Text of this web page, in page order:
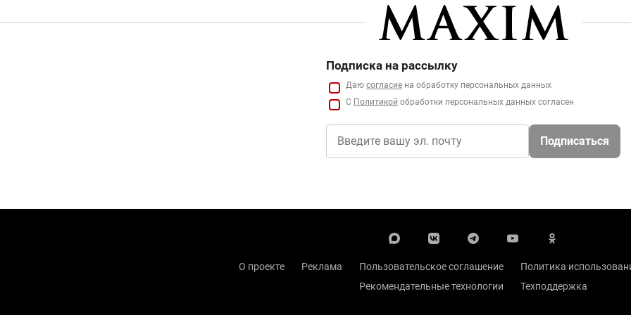
Подписка на рассылку
Даю согласие на обработку персональных данных
С Политикой обработки персональных данных согласен
Подписаться
О проекте Реклама Пользовательское соглашение
Политика
Рекомендательные технологии
Техподдержка